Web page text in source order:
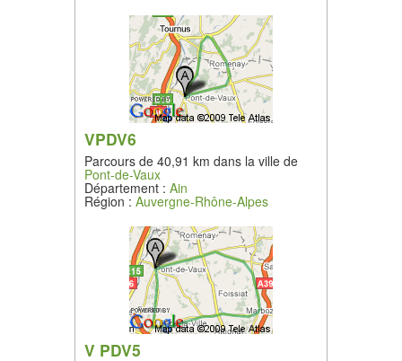
VPDV6
Parcours de 40,91 km dans la ville de
Pont-de-Vaux
Département :Ain
Région :Auvergne-Rhône-Alpes
V PDV5